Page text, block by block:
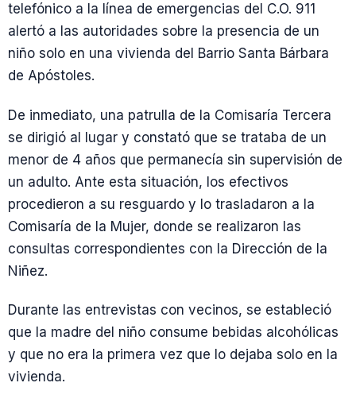
telefónico a la línea de emergencias del C.O. 911
alertó a las autoridades sobre la presencia de un
niño solo en una vivienda del Barrio Santa Bárbara
de Apóstoles.
De inmediato, una patrulla de la Comisaría Tercera
se dirigió al lugar y constató que se trataba de un
menor de 4 años que permanecía sin supervisión de
un adulto. Ante esta situación, los efectivos
procedieron a su resguardo y lo trasladaron a la
Comisaría de la Mujer, donde se realizaron las
consultas correspondientes con la Dirección de la
Niñez.
Durante las entrevistas con vecinos, se estableció
que la madre del niño consume bebidas alcohólicas
y que no era la primera vez que lo dejaba solo en la
vivienda.